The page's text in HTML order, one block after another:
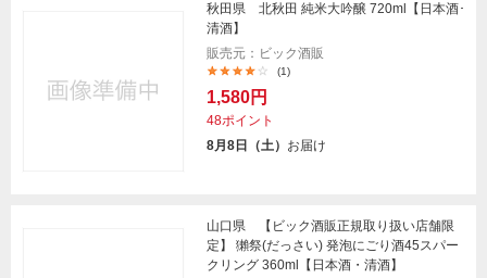
秋田県 北秋田 純米大吟醸 720ml【日本酒･
清酒】
販売元：ビック酒販
(1)
1,580円
48ポイント
8月8日（土） お届け
山口県 【ビック酒販正規取り扱い店舗限
定】 獺祭(だっさい) 発泡にごり酒45スパー
クリング 360ml【日本酒・清酒】